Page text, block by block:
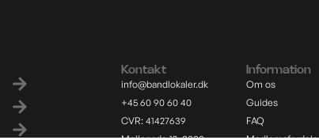
Kontakt
info@bandlokaler.dk
+45 60 90 60 40
CVR: 41427639
Information
Om os
Guides
FAQ